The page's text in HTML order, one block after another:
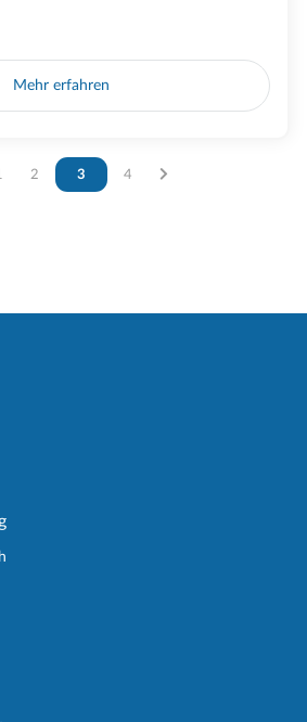
Mehr erfahren
êtes sur la page
Vous êtes sur la page
2 Vous êtes sur la page
3 Vous êtes sur la page
4